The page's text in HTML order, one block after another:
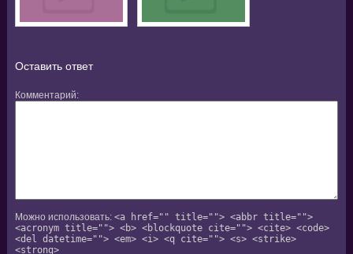
Оставить ответ
Комментарий
Можно использовать: <a href="" title=""> <abbr title="">
<acronym title=""> <b> <blockquote cite=""> <cite> <code>
<del datetime=""> <em> <i> <q cite=""> <s> <strike>
<strong>